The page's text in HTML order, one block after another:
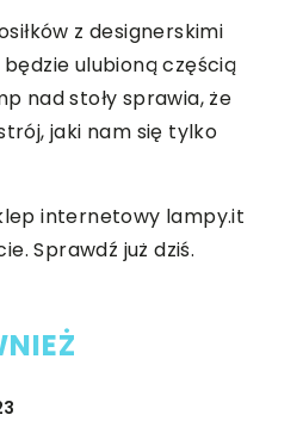
z designerskimi
ulubioną częścią
nad stoły sprawia, że
jaki nam się tylko
internetowy lampy.it
Sprawdź już dziś.